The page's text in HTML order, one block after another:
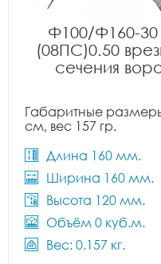
Ф100/Ф160-
(08ПС)0.50
сечения
Габаритные
см, вес 157 гр.
Длина 160 мм.
Ширина 160 мм.
Высота 120 мм.
Объём 0 куб.м.
Вес: 0.157 кг.